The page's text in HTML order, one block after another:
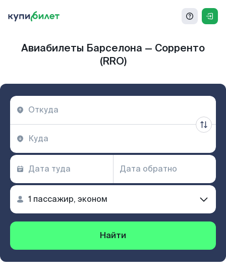
Авиабилеты Барселона — Сорренто
(RRO)
Найти